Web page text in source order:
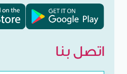
اتصل بنا